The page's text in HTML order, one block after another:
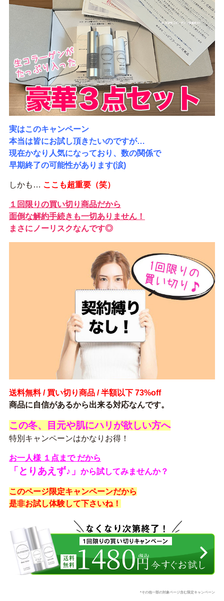
実はこのキャンペーン
本当は皆にお試し頂きたいのですが…
現在かなり人気になっており、数の関係で
早期終了の可能性があります(涙)
しかも… ここも超重要（笑）
１回限りの買い切り商品だから
面倒な解約手続きも一切ありません！
まさにノーリスクなんです◎
送料無料 / 買い切り商品 / 半額以下 73%off
商品に自信があるから出来る対応なんです。
この冬、目元や肌にハリが欲しい方へ
特別キャンペーンはかなりお得！
お一人様 １点まで だから
「とりあえず♪」 から試してみませんか？
このページ限定キャンペーンだから
是非お試し体験して下さいね！
*その他一部の対象ページ含む限定キャンペーン